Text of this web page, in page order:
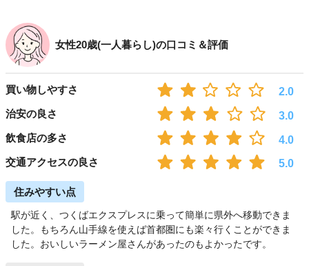
女性20歳(一人暮らし)の口コミ＆評価
買い物しやすさ
2.0
治安の良さ
3.0
飲食店の多さ
4.0
交通アクセスの良さ
5.0
住みやすい点
駅が近く、つくばエクスプレスに乗って簡単に県外へ移動できま
した。もちろん山手線を使えば首都圏にも楽々行くことができま
した。おいしいラーメン屋さんがあったのもよかったです。